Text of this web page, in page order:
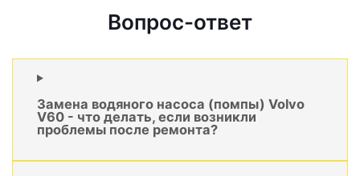
Вопрос-ответ
Замена водяного насоса (помпы) Volvo
V60 - что делать, если возникли
проблемы после ремонта?